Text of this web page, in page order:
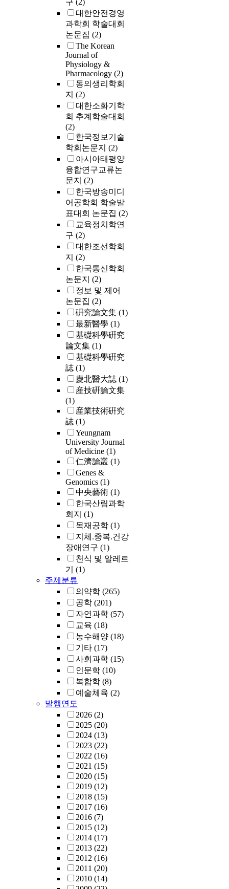
구 (2)
대한안전경영
과학회 학술대회
논문집 (2)
The Korean
Journal of
Physiology &
Pharmacology (2)
동의생리학회
지 (2)
대한소화기학
회 추계학술대회
(2)
한국정보기술
학회논문지 (2)
아시아태평양
융합연구교류논
문지 (2)
한국방송미디
어공학회 학술발
표대회 논문집 (2)
교육정치학연
구 (2)
대한조선학회
지 (2)
한국통신학회
논문지 (2)
정보 및 제어
논문집 (2)
硏究論文集 (1)
最新醫學 (1)
基礎科學硏究
論文集 (1)
基礎科學硏究
誌 (1)
慶北醫大誌 (1)
産技硏論文集
(1)
産業技術硏究
誌 (1)
Yeungnam
University Journal
of Medicine (1)
仁濟論叢 (1)
Genes &
Genomics (1)
中央藝術 (1)
한국산림과학
회지 (1)
목재공학 (1)
지체.중복.건강
장애연구 (1)
천식 및 알레르
기 (1)
주제분류
의약학 (265)
공학 (201)
자연과학 (57)
교육 (18)
농수해양 (18)
기타 (17)
사회과학 (15)
인문학 (10)
복합학 (8)
예술체육 (2)
발행연도
2026 (2)
2025 (20)
2024 (13)
2023 (22)
2022 (16)
2021 (15)
2020 (15)
2019 (12)
2018 (15)
2017 (16)
2016 (7)
2015 (12)
2014 (17)
2013 (22)
2012 (16)
2011 (20)
2010 (14)